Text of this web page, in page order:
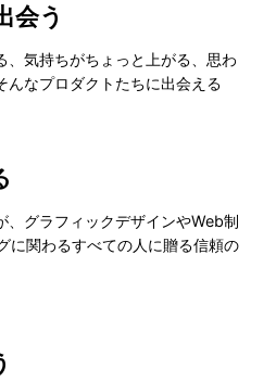
会う
、気持ちがちょっと上がる、思わ
んなプロダクトたちに出会える
、グラフィックデザインやWeb制
に関わるすべての人に贈る信頼の